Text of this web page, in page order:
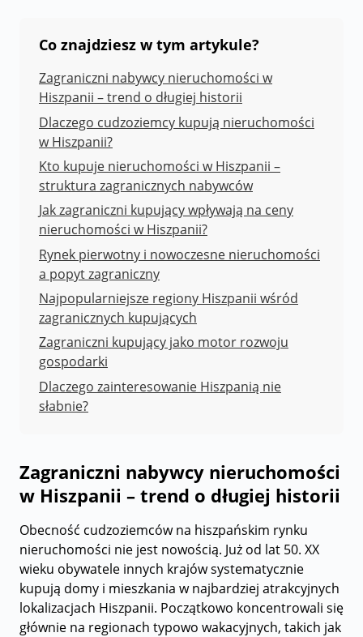
Co znajdziesz w tym artykule?
Zagraniczni nabywcy nieruchomości w
Hiszpanii – trend o długiej historii
Dlaczego cudzoziemcy kupują nieruchomości
w Hiszpanii?
Kto kupuje nieruchomości w Hiszpanii –
struktura zagranicznych nabywców
Jak zagraniczni kupujący wpływają na ceny
nieruchomości w Hiszpanii?
Rynek pierwotny i nowoczesne nieruchomości
a popyt zagraniczny
Najpopularniejsze regiony Hiszpanii wśród
zagranicznych kupujących
Zagraniczni kupujący jako motor rozwoju
gospodarki
Dlaczego zainteresowanie Hiszpanią nie
słabnie?
Zagraniczni nabywcy nieruchomości
w Hiszpanii – trend o długiej historii
Obecność cudzoziemców na hiszpańskim rynku
nieruchomości nie jest nowością. Już od lat 50. XX
wieku obywatele innych krajów systematycznie
kupują domy i mieszkania w najbardziej atrakcyjnych
lokalizacjach Hiszpanii. Początkowo koncentrowali się
głównie na regionach typowo wakacyjnych, takich jak